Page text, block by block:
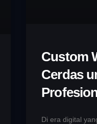
Custom
Cerdas
Di era digital